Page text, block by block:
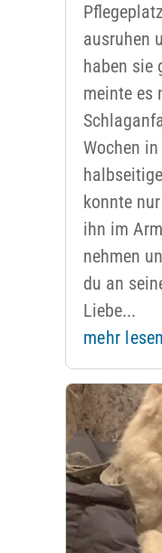
ausruhen
haben sie
meinte es
Wochen
konnte
ihn im
nehmen
du an
Liebe...
mehr lesen